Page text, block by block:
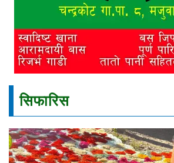
सिफारिस